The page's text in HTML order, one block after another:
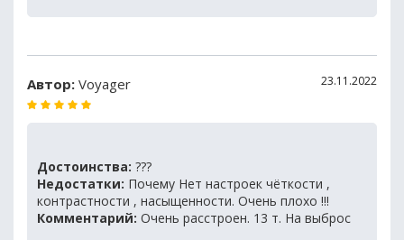
Автор: Voyager 23.11.2022
Достоинства: ???
Недостатки: Почему Нет настроек чёткости ,
контрастности , насыщенности. Очень плохо !!!
Комментарий: Очень расстроен. 13 т. На выброс